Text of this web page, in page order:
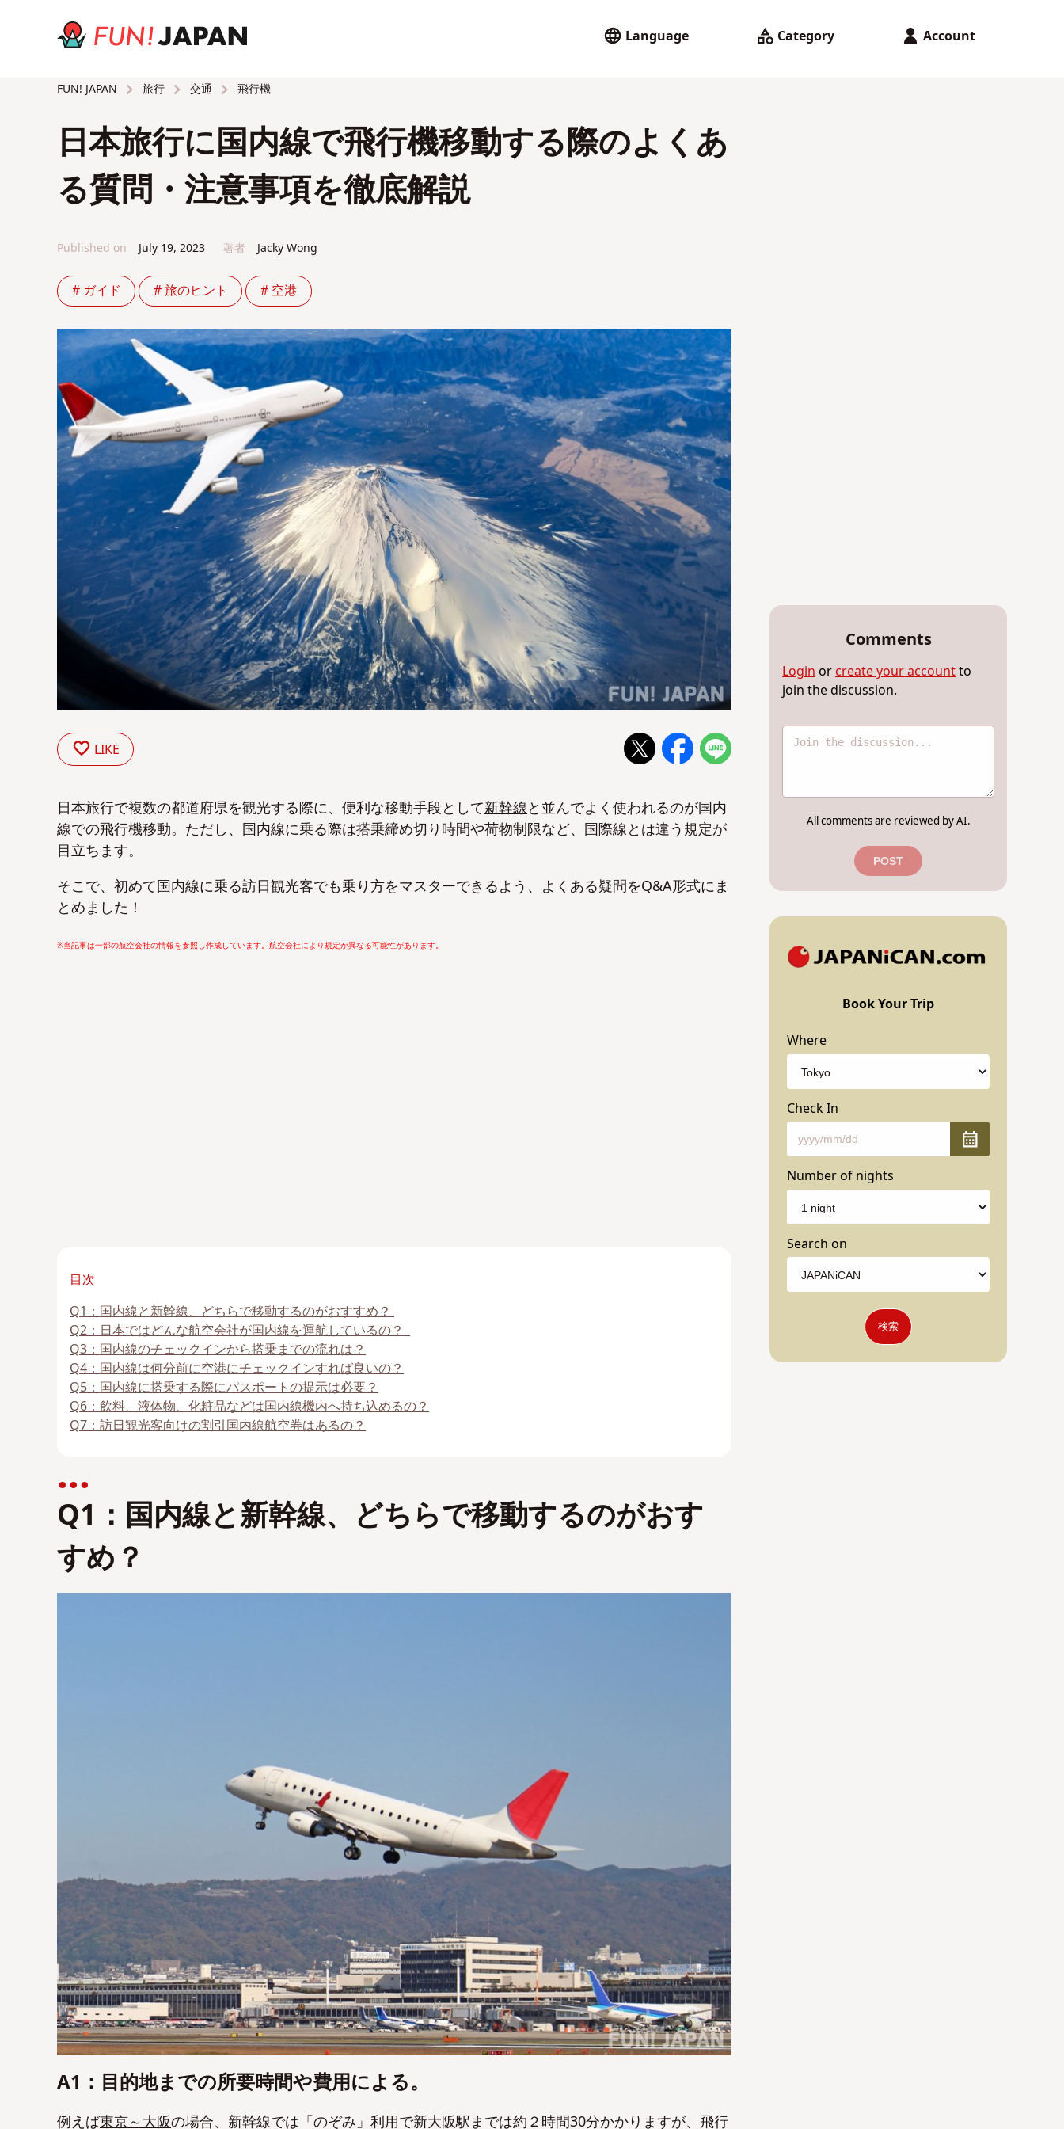
Language Category Account
FUN! JAPAN 旅行 交通 飛行機
日本旅行に国内線で飛行機移動する際のよくあ
る質問・注意事項を徹底解説
Published on July 19, 2023 著者 Jacky Wong
# ガイド # 旅のヒント # 空港
LIKE
日本旅行で複数の都道府県を観光する際に、便利な移動手段として新幹線と並んでよく使われるのが国内
線での飛行機移動。ただし、国内線に乗る際は搭乗締め切り時間や荷物制限など、国際線とは違う規定が
目立ちます。
そこで、初めて国内線に乗る訪日観光客でも乗り方をマスターできるよう、よくある疑問をQ&A形式にま
とめました！
※当記事は一部の航空会社の情報を参照し作成しています。航空会社により規定が異なる可能性があります。
目次
Q1：国内線と新幹線、どちらで移動するのがおすすめ？
Q2：日本ではどんな航空会社が国内線を運航しているの？
Q3：国内線のチェックインから搭乗までの流れは？
Q4：国内線は何分前に空港にチェックインすれば良いの？
Q5：国内線に搭乗する際にパスポートの提示は必要？
Q6：飲料、液体物、化粧品などは国内線機内へ持ち込めるの？
Q7：訪日観光客向けの割引国内線航空券はあるの？
Q1：国内線と新幹線、どちらで移動するのがおす
すめ？
A1：目的地までの所要時間や費用による。
例えば東京～大阪の場合、新幹線では「のぞみ」利用で新大阪駅までは約２時間30分かかりますが、飛行
Comments
Login or create your accountto
join the discussion.
All comments are reviewed by AI.
POST
Book Your Trip
Where
Check In
Number of nights
Search on
検索